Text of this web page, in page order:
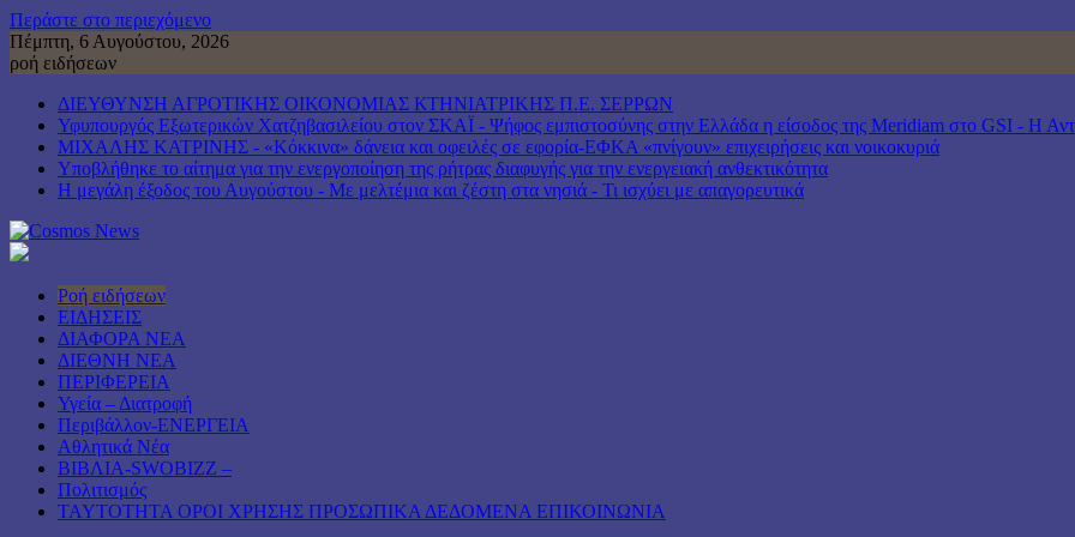
Περάστε στο περιεχόμενο
Πέμπτη, 6 Αυγούστου, 2026
ροή ειδήσεων
ΔΙΕΥΘΥΝΣΗ ΑΓΡΟΤΙΚΗΣ ΟΙΚΟΝΟΜΙΑΣ ΚΤΗΝΙΑΤΡΙΚΗΣ Π.Ε. ΣΕΡΡΩΝ
Υφυπουργός Εξωτερικών Χατζηβασιλείου στον ΣΚΑΪ - Ψήφος εμπιστοσύνης στην Ελλάδα η είσοδος της Meridiam στο GSI - Η
ΜΙΧΑΛΗΣ ΚΑΤΡΙΝΗΣ - «Κόκκινα» δάνεια και οφειλές σε εφορία-ΕΦΚΑ «πνίγουν» επιχειρήσεις και νοικοκυριά
Υποβλήθηκε το αίτημα για την ενεργοποίηση της ρήτρας διαφυγής για την ενεργειακή ανθεκτικότητα
Η μεγάλη έξοδος του Αυγούστου - Με μελτέμια και ζέστη στα νησιά - Τι ισχύει με απαγορευτικά
Ροή ειδήσεων
ΕΙΔΗΣΕΙΣ
ΔΙΑΦΟΡΑ ΝΕΑ
ΔΙΕΘΝΗ ΝΕΑ
ΠΕΡΙΦΕΡΕΙΑ
Υγεία – Διατροφή
Περιβάλλον-ΕΝΕΡΓΕΙΑ
Αθλητικά Νέα
ΒΙΒΛΙΑ-SWOBIZZ –
Πολιτισμός
TAYTOTHTA ΟΡΟΙ ΧΡΗΣΗΣ ΠΡΟΣΩΠΙΚΑ ΔΕΔΟΜΕΝΑ ΕΠΙΚΟΙΝΩΝΙΑ